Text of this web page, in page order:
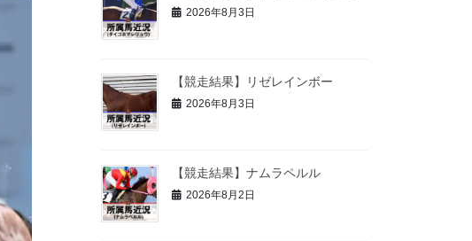
2026年8月3日
【競走結果】リゼレインボー
2026年8月3日
【競走結果】ナムラペルル
2026年8月2日